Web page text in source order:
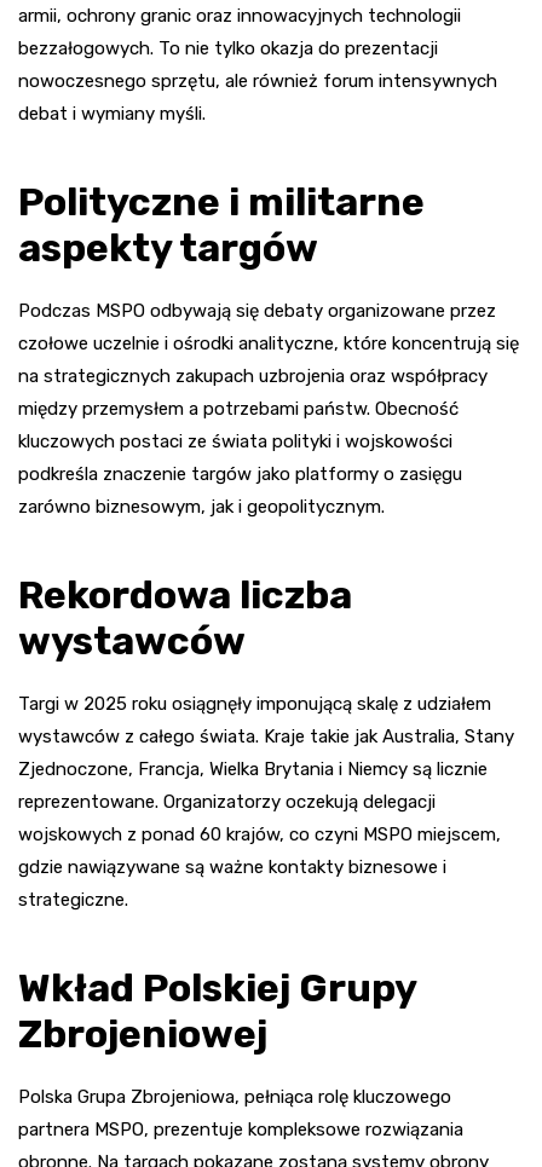
armii, ochrony granic oraz innowacyjnych technologii
bezzałogowych. To nie tylko okazja do prezentacji
nowoczesnego sprzętu, ale również forum intensywnych
debat i wymiany myśli.
Polityczne i militarne
aspekty targów
Podczas MSPO odbywają się debaty organizowane przez
czołowe uczelnie i ośrodki analityczne, które koncentrują się
na strategicznych zakupach uzbrojenia oraz współpracy
między przemysłem a potrzebami państw. Obecność
kluczowych postaci ze świata polityki i wojskowości
podkreśla znaczenie targów jako platformy o zasięgu
zarówno biznesowym, jak i geopolitycznym.
Rekordowa liczba
wystawców
Targi w 2025 roku osiągnęły imponującą skalę z udziałem
wystawców z całego świata. Kraje takie jak Australia, Stany
Zjednoczone, Francja, Wielka Brytania i Niemcy są licznie
reprezentowane. Organizatorzy oczekują delegacji
wojskowych z ponad 60 krajów, co czyni MSPO miejscem,
gdzie nawiązywane są ważne kontakty biznesowe i
strategiczne.
Wkład Polskiej Grupy
Zbrojeniowej
Polska Grupa Zbrojeniowa, pełniąca rolę kluczowego
partnera MSPO, prezentuje kompleksowe rozwiązania
obronne. Na targach pokazane zostaną systemy obrony